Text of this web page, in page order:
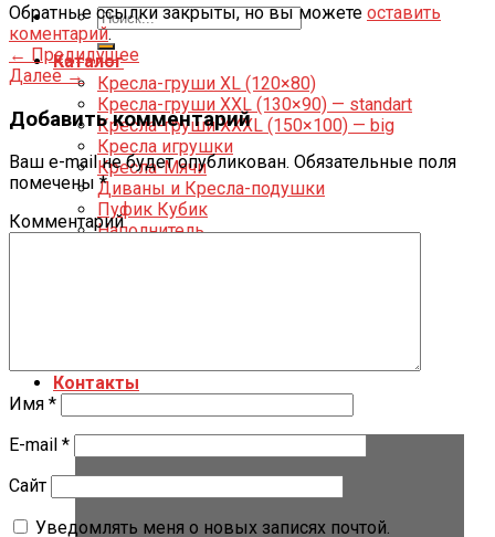
Каталог
Кресла-груши XL (120×80)
Кресла-груши XXL (130×90) — standart
Кресла-груши XXXL (150×100) — big
Кресла игрушки
Кресла-Мячи
Диваны и Кресла-подушки
Пуфик Кубик
Наполнитель
Контакты
Обратные ссылки закрыты, но вы можете оставить
коментарий.
← Предидущее
Далее→
Добавить комментарий
Ваш e-mail не будет опубликован. Обязательные поля
помечены *
Комментарий
Имя *
E-mail *
Сайт
Уведомлять меня о новых записях почтой.